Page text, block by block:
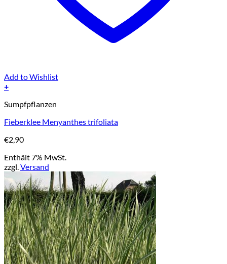
Add to Wishlist
+
Sumpfpflanzen
Fieberklee Menyanthes trifoliata
€2,90
Enthält 7% MwSt.
zzgl.Versand